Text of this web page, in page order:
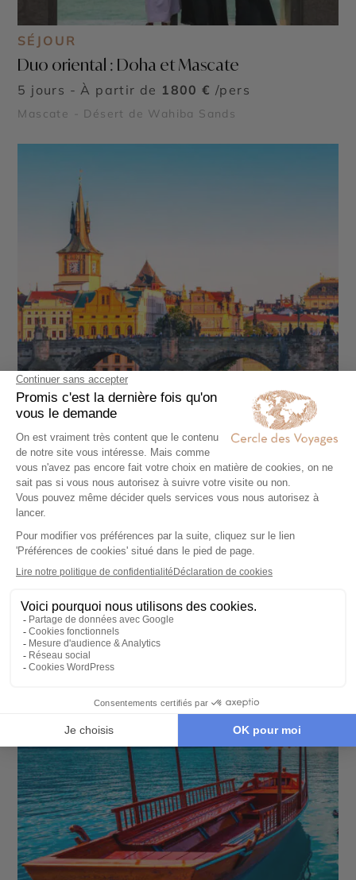
SÉJOUR
Duo oriental : Doha et Mascate
5 jours - À partir de 1800 € /pers
Mascate - Désert de Wahiba Sands
CIRCUIT INDIVIDUEL EN LIBERTÉ
Prague, Vienne, Budapest en train
8 jours - À partir de1980 €/pers